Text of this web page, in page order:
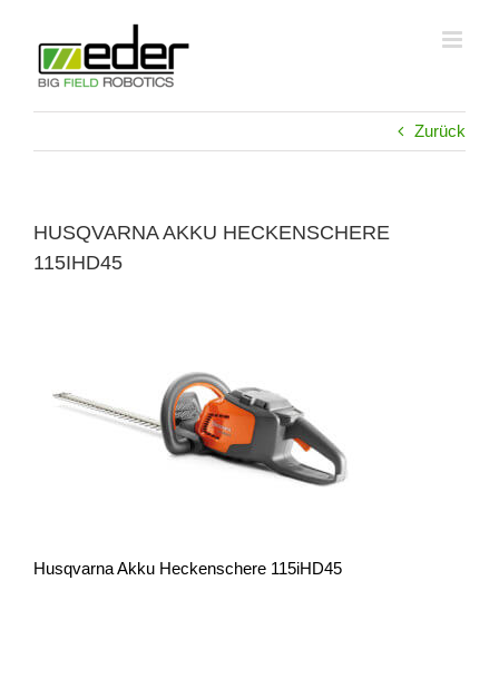
springen
Zurück
HUSQVARNA AKKU HECKENSCHERE
115IHD45
Husqvarna Akku Heckenschere 115iHD45